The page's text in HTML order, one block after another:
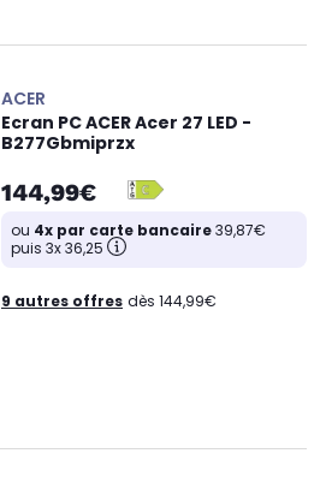
ACER
Ecran PC ACER Acer 27 LED -
B277Gbmiprzx
144,99€
ou 4x par carte bancaire39,87€
puis 3x 36,25
9 autres offres dès 144,99€